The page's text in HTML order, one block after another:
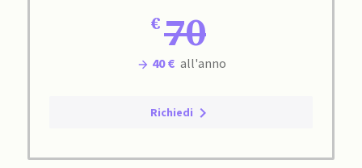
70
40 € all'anno
Richiedi